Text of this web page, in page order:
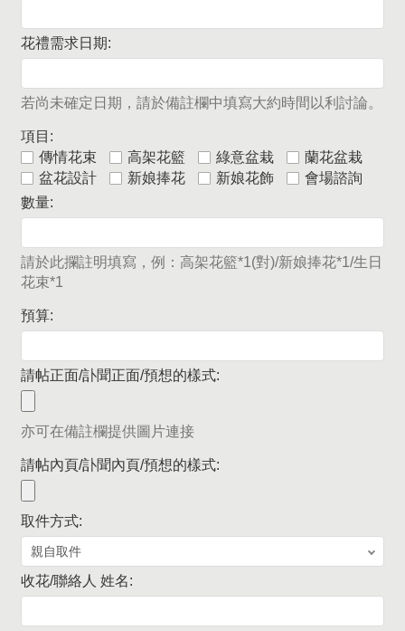
花禮需求日期:
若尚未確定日期，請於備註欄中填寫大約時間以利討論。
項目:
傳情花束
高架花籃 綠意盆栽
蘭花盆栽
盆花設計
新娘捧花 新娘花飾
會場諮詢
數量:
請於此攔註明填寫，例：高架花籃*1(對)/新娘捧花*1/生日
花束*1
預算:
請帖正面/訃聞正面/預想的樣式:
亦可在備註欄提供圖片連接
請帖內頁/訃聞內頁/預想的樣式:
取件方式:
收花/聯絡人 姓名: